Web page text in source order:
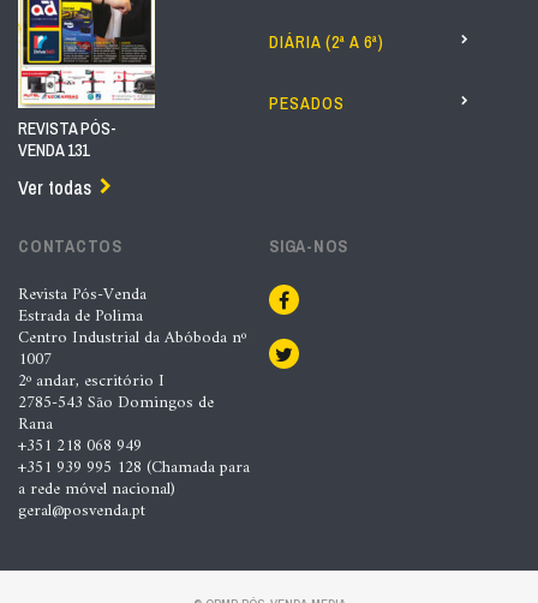
REVISTA PÓS-
VENDA 131
Ver todas
DIÁRIA (2ª A 6ª)
PESADOS
CONTACTOS
Revista Pós-Venda
Estrada de Polima
Centro Industrial da Abóboda nº
1007
2º andar, escritório I
2785-543 São Domingos de
Rana
+351 218 068 949
+351 939 995 128 (Chamada para
a rede móvel nacional)
geral@posvenda.pt
SIGA-NOS